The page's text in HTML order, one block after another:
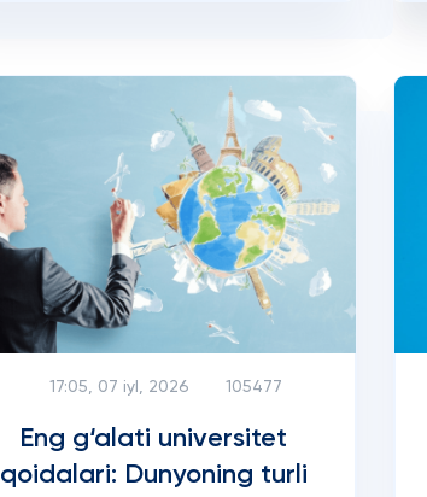
17:05, 07 iyl, 2026 105477
Eng g‘alati universitet
qoidalari: Dunyoning turli